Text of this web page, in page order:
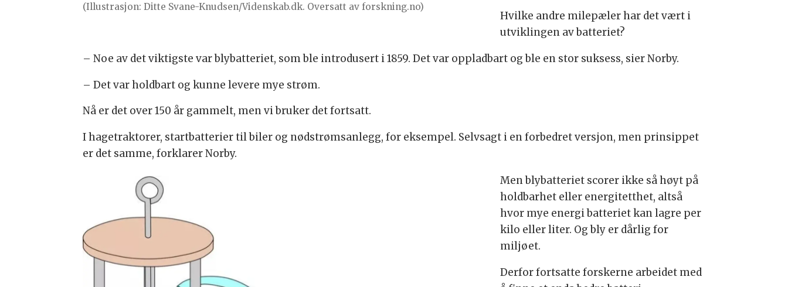
(Illustrasjon: Ditte Svane-Knudsen/Videnskab.dk. Oversatt av forskning.no)
Hvilke andre milepæler har det vært i
utviklingen av batteriet?
– Noe av det viktigste var blybatteriet, som ble introdusert i 1859. Det var oppladbart og ble en stor suksess, sier Norby.
– Det var holdbart og kunne levere mye strøm.
Nå er det over 150 år gammelt, men vi bruker det fortsatt.
I hagetraktorer, startbatterier til biler og nødstrømsanlegg, for eksempel. Selvsagt i en forbedret versjon, men prinsippet
er det samme, forklarer Norby.
Men blybatteriet scorer ikke så høyt på
holdbarhet eller energitetthet, altså
hvor mye energi batteriet kan lagre per
kilo eller liter. Og bly er dårlig for
miljøet.
Derfor fortsatte forskerne arbeidet med